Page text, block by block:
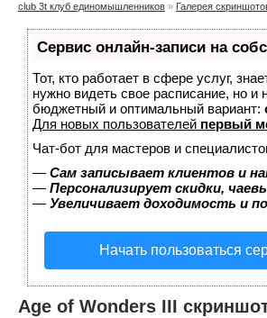
club 3t клуб единомышленников » Галерея
Сервис онлайн-записи на
Тот, кто работает в сфере услуг,
нужно видеть свое расписание, но
бюджетный и оптимальный вариант:
Для новых пользователей первый
Чат-бот для мастеров и
— Сам записывает клиентов и
— Персонализирует скидки,
— Увеличивает доходимость и
Начать пользоваться
Age of Wonders III